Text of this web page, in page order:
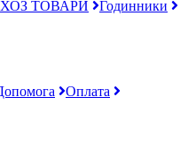
ТОВАРИ
Годинники
Оплата